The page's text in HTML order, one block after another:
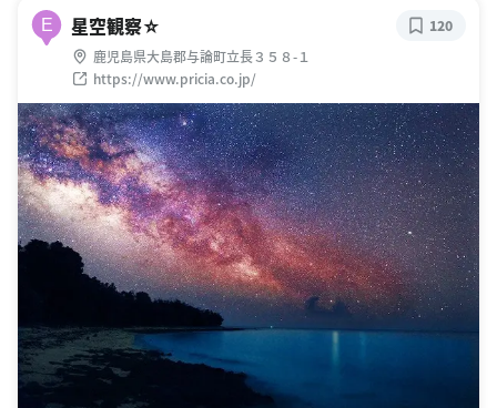
E 星空観察☆
鹿児島県大島郡与論町立長３５８-１
https://www.pricia.co.jp/
120